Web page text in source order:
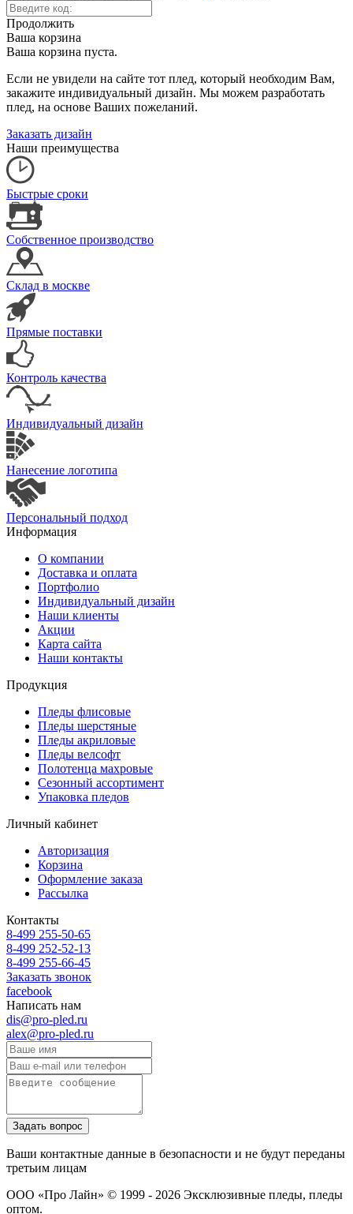
Продолжить
Ваша корзина
Ваша корзина пуста.
Если не увидели на сайте тот плед, который необходим Вам,
закажите индивидуальный дизайн. Мы можем разработать
плед, на основе Ваших пожеланий.
Заказать дизайн
Наши преимущества
Быстрые сроки
Собственное производство
Склад в москве
Прямые поставки
Контроль качества
Индивидуальный дизайн
Нанесение логотипа
Персональный подход
Информация
О компании
Доставка и оплата
Портфолио
Индивидуальный дизайн
Наши клиенты
Акции
Карта сайта
Наши контакты
Продукция
Пледы флисовые
Пледы шерстяные
Пледы акриловые
Пледы велсофт
Полотенца махровые
Сезонный ассортимент
Упаковка пледов
Личный кабинет
Авторизация
Корзина
Оформление заказа
Рассылка
Контакты
8-499 255-50-65
8-499 252-52-13
8-499 255-66-45
Заказать звонок
facebook
Написать нам
dis@pro-pled.ru
alex@pro-pled.ru
Ваши контактные данные в безопасности и не будут переданы
третьим лицам
ООО «Про Лайн» © 1999 - 2026 Эксклюзивные пледы, пледы
оптом.